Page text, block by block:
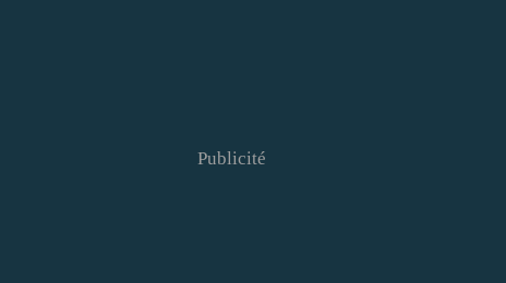
Publicité